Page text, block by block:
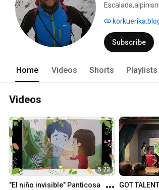
Subscribe
Home Videos Shorts Playlists
Videos
5:23
"El niño invisible" Panticosa
GOT